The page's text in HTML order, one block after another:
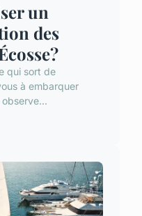
un
des
qui sort de
à embarquer